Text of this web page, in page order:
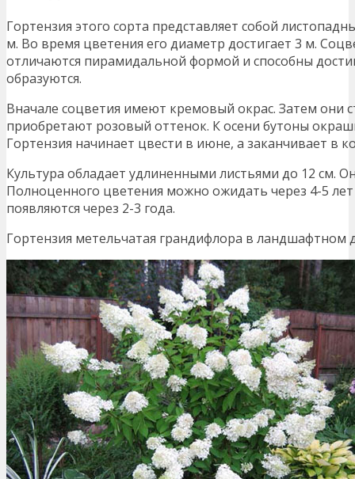
Гортензия этого сорта представляет собой
м. Во время цветения его диаметр достигает 3 м.
отличаются пирамидальной формой и способны
образуются.
Вначале соцветия имеют кремовый окрас. Затем они
приобретают розовый оттенок. К осени бутоны
Гортензия начинает цвести в июне, а заканчивает в
Культура обладает удлиненными листьями до 12 см.
Полноценного цветения можно ожидать через 4-5
появляются через 2-3 года.
Гортензия метельчатая грандифлора в ландшафтном